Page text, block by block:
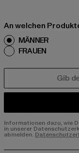
An welchen
MÄNNER
FRAUEN
Informationen dazu, wie
in unserer
abmelden.